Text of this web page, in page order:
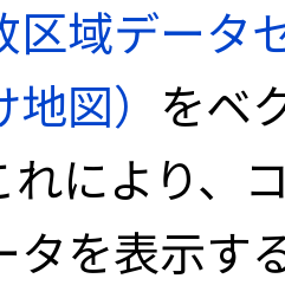
区域データ
図） をベ
れにより、
タを表示す